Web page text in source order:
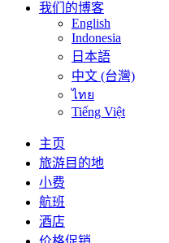
我们的博客
English
Indonesia
日本語
中文 (台灣)
ไทย
Tiếng Việt
主页
旅游目的地
小费
航班
酒店